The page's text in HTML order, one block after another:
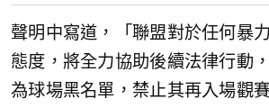
聲明中寫道，「聯盟對於任何暴
態度，將全力協助後續法律行動
為球場黑名單，禁止其再入場觀